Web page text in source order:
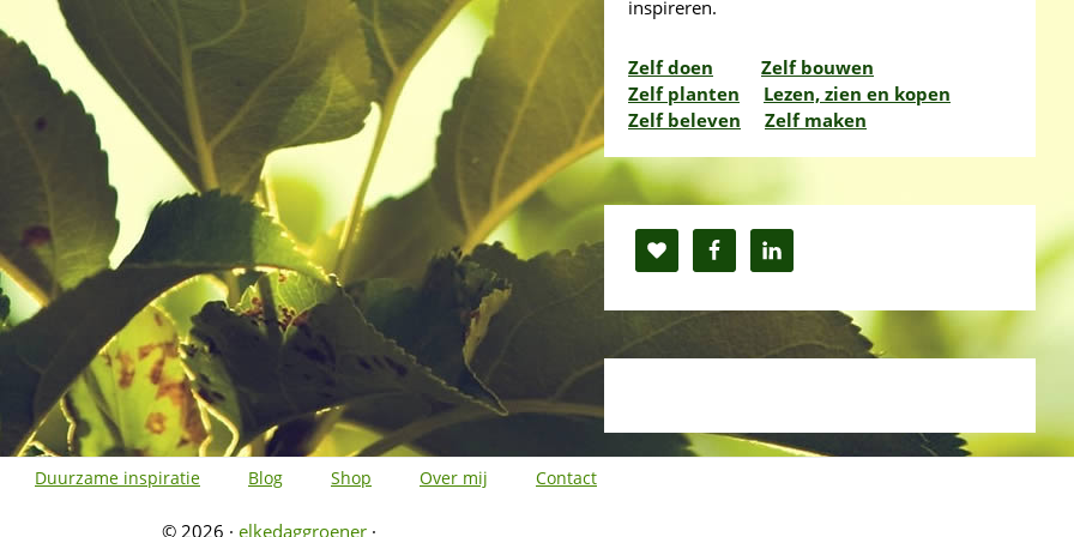
inspireren.
Zelf doen
Zelf bouwen
Zelf planten
Lezen, zien en kopen
Zelf beleven
Zelf maken
Duurzame inspiratie Blog Shop Over mij Contact
© 2026 · elkedaggroener·